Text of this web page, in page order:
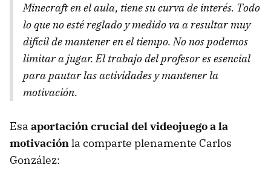
Minecraft en el aula, tiene su curva de interés. Todo
lo que no esté reglado y medido va a resultar muy
difícil de mantener en el tiempo. No nos podemos
limitar a jugar. El trabajo del profesor es esencial
para pautar las actividades y mantener la
motivación.
Esa aportación crucial del videojuego a la
motivaciónla comparte plenamente Carlos
González: